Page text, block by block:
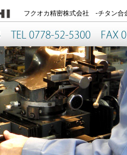
フクオカ精密株式会社 -チタン合